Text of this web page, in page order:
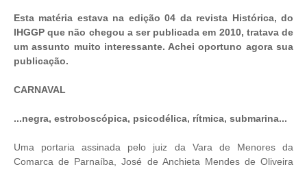
Esta matéria estava na edição 04 da revista Histórica, do
IHGGP que não chegou a ser publicada em 2010, tratava de
um assunto muito interessante. Achei oportuno agora sua
publicação.
CARNAVAL
...negra, estroboscópica, psicodélica, rítmica, submarina...
Uma portaria assinada pelo juiz da Vara de Menores da
Comarca de Parnaíba, José de Anchieta Mendes de Oliveira